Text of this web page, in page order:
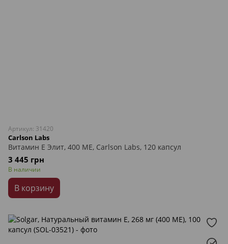
Артикул: 31420
Carlson Labs
Витамин Е Элит, 400 МЕ, Carlson Labs, 120 капсул
3 445 грн
В наличии
В корзину